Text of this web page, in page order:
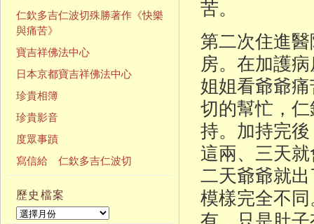
苦。
第二次住進
房。在加護
姐姐看爺爺
切的幫忙，
持。加持完
這兩、三天
二天爺爺就
模樣完全不
仁欽多吉仁波切殊勝著作《快樂
與痛苦》
寶吉祥佛法中心
日本京都寶吉祥佛法中心
珍貴相簿
珍貴影音
度眾事蹟
寫信給 仁欽多吉仁波切
歷史檔案